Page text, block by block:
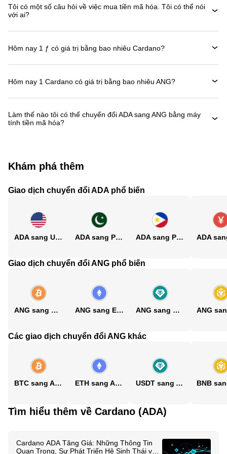
Tôi có một số câu hỏi về việc mua tiền mã hóa. Tôi có thể nói
với ai?
Hôm nay 1 ƒ có giá trị bằng bao nhiêu Cardano?
Hôm nay 1 Cardano có giá trị bằng bao nhiêu ANG?
Làm thế nào tôi có thể chuyển đổi ADA sang ANG bằng máy
tính tiền mã hóa?
Khám phá thêm
Giao dịch chuyển đổi ADA phổ biến
ADA sang USD ADA sang PKR ADA sang PHP
Giao dịch chuyển đổi ANG phổ biến
ANG sang BTC ANG sang ETH ANG sang USDT
Các giao dịch chuyển đổi ANG khác
BTC sang ANG ETH sang ANG USDT sang ANG
Tìm hiểu thêm về Cardano (ADA)
Cardano ADA Tăng Giá: Những Thông Tin
Quan Trọng, Sự Phát Triển Hệ Sinh Thái và